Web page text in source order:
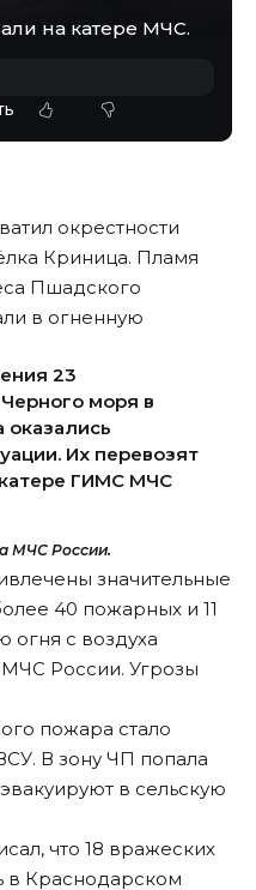
на катере МЧС.
окрестности
Криница. Пламя
Пшадского
в огненную
23
моря в
оказались
Их перевозят
ГИМС МЧС
МЧС России.
значительные
40 пожарных и 11
огня с воздуха
России. Угрозы
пожара стало
В зону ЧП попала
эвакуируют в сельскую
, что 18 вражеских
в Краснодарском